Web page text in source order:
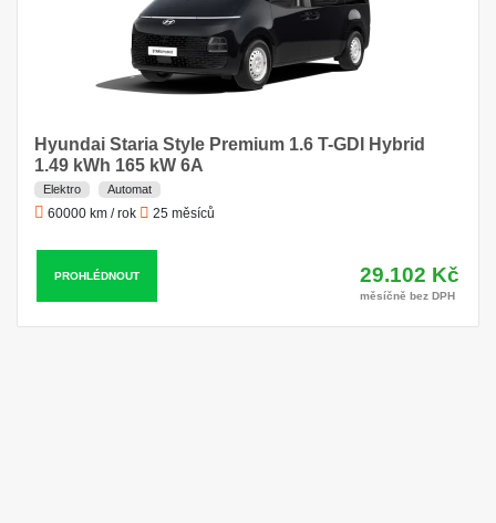
Hyundai Staria Style Premium 1.6 T-GDI Hybrid
1.49 kWh 165 kW 6A
Elektro Automat
60000 km / rok 25 měsíců
PROHLÉDNOUT 29.102 Kč
měsíčně bez DPH